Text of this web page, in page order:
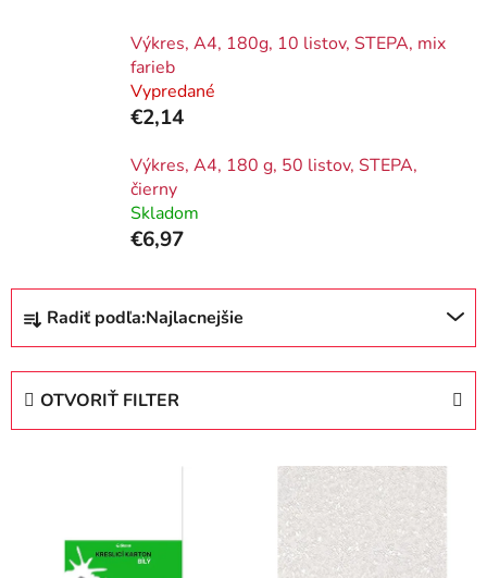
Výkres, A4, 180g, 10 listov, STEPA, mix
farieb
Vypredané
€2,14
Výkres, A4, 180 g, 50 listov, STEPA,
čierny
Skladom
€6,97
R
d
Radiť podľa:Najlacnejšie
OTVORIŤ FILTER